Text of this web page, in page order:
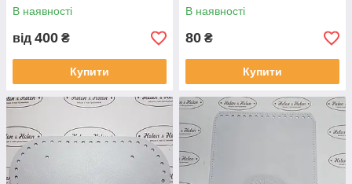
В наявності
від 400 ₴
Купити
В наявності
80 ₴
Купити